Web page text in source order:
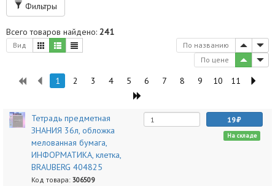
Фильтры
Всего товаров найдено: 241
Вид
По названию
По цене
1 2 3 4 5 6 7 8 9 10 11
Тетрадь предметная
ЗНАНИЯ 36л, обложка
мелованная бумага,
ИНФОРМАТИКА, клетка,
BRAUBERG 404825
Код товара: 306509
19
На складе